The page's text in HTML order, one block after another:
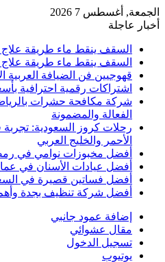
الجمعة, أغسطس 7 2026
أخبار عاجلة
السقف ينقط ماء طريقة
السقف ينقط ماء طريقة
قهوجيين فن الضيافة العربية
اشتراكات رقمية احترافية
شركة مكافحة حشرات
الفعالة والمضمونة
رحلات كروز السعودية:
الأحمر والخليج العربي
أفضل مخبوزات نوامي في
أفضل عيادات الأسنان في
أفضل فساتين قصيرة في
أفضل شركة تنظيف بجدة وأهم
إضافة عمود جانبي
مقال عشوائي
تسجيل الدخول
يوتيوب